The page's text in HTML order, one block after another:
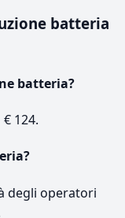
batteria
batteria?
124.
degli operatori